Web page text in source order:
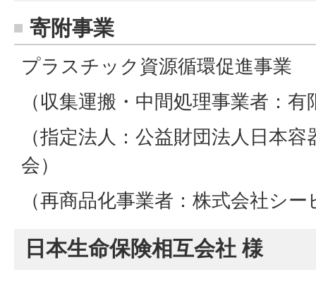
寄附事業
プラスチック資源循環促進事業
（収集運搬・中間処理事業者：
（指定法人：公益財団法人日本
会）
（再商品化事業者：株式会社シ
日本生命保険相互会社 様